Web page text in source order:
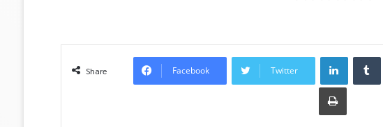
Share Facebook Twitter